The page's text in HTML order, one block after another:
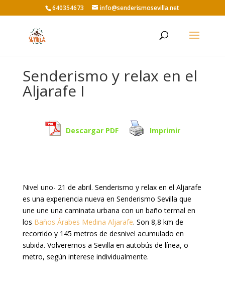
640354673 info@senderismosevilla.net
Senderismo y relax en el
Aljarafe I
Descargar PDF Imprimir
Nivel uno- 21 de abril. Senderismo y relax en el Aljarafe
es una experiencia nueva en Senderismo Sevilla que
une une una caminata urbana con un baño termal en
los Baños Árabes Medina Aljarafe. Son 8,8 km de
recorrido y 145 metros de desnivel acumulado en
subida. Volveremos a Sevilla en autobús de línea, o
metro, según interese individualmente.